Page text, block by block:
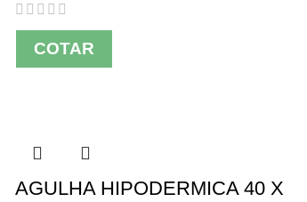
COTAR
AGULHA HIPODERMICA 40 X